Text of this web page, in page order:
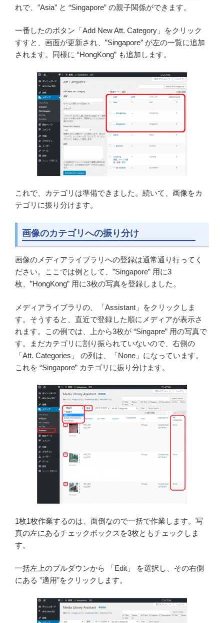
れで、”Asia” と “Singapore” の親子関係ができます。
一番したのボタン「Add New Att. Category」をクリック
すすと、画面が更新され、”Singapore” が左の一覧に追加
されます。同様に “HongKong” も追加します。
これで、カテゴリは準備できました。続いて、画像をカ
テゴリに振り分けます。
画像のカテゴリへの振り分け
画像のメディアライブラリへの登録は通常通り行ってく
ださい。ここでは例として、”Singapore” 用に3
枚、”HongKong” 用に3枚の写真を登録しました。
メディアライブラリの、「Assistant」をクリックしま
す。そうすると、直近で登録した順にメディアが表示さ
れます。この例では、上から3枚が “Singapre” 用の写真で
す。まだカテゴリに割り振られていないので、右側の
「Att. Categories」 の列は、「None」になっています。
これを “Singapore” カテゴリに振り分けます。
1枚1枚作業するのは、面倒なので一括で作業します。写
真の左にあるチェックボックスを3枚ともチェックしま
す。
一括左上のプルダウンから 「Edit」 を選択し、その右側
にある ”適用”をクリックします。